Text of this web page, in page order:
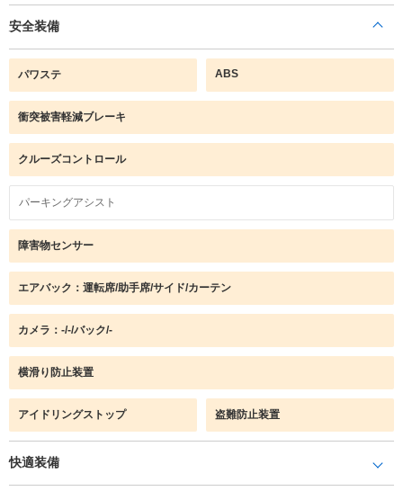
安全装備
パワステ ABS
衝突被害軽減ブレーキ
クルーズコントロール
パーキングアシスト
障害物センサー
エアバック：運転席/助手席/サイド/カーテン
カメラ：-/-/バック/-
横滑り防止装置
アイドリングストップ 盗難防止装置
快適装備